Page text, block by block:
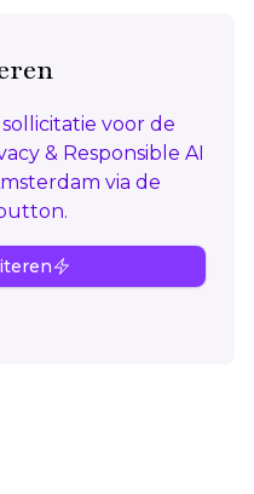
voor de
& Responsible AI
via de